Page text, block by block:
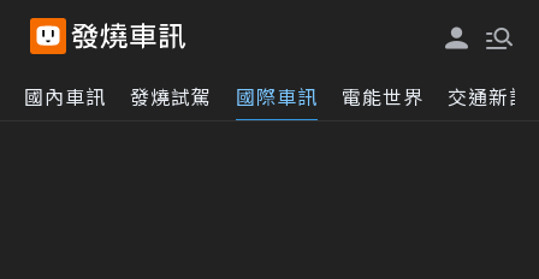
國內車訊 發燒試駕 國際車訊 電能世界 交通新訊